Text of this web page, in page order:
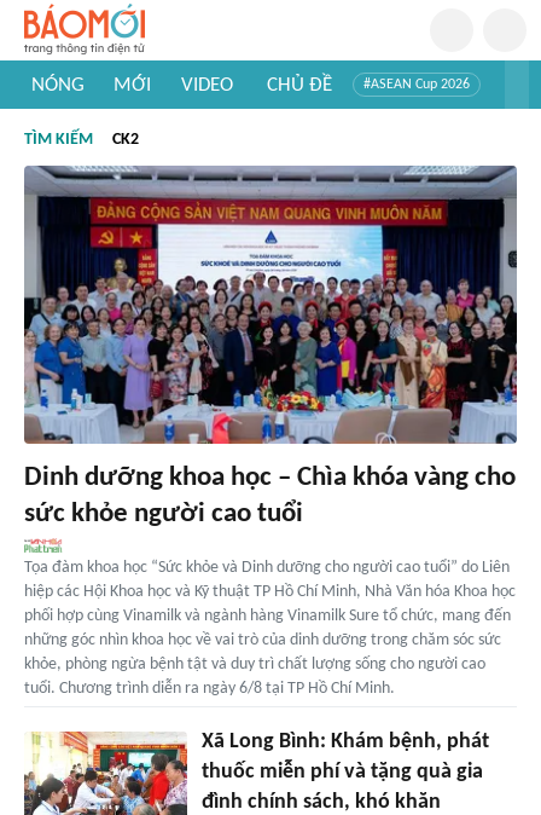
NÓNG MỚI VIDEO CHỦ ĐỀ #ASEAN Cup 2026
#Khám phá Việt Nam
TÌM KIẾM CK2
Dinh dưỡng khoa học – Chìa khóa vàng cho
sức khỏe người cao tuổi
Tọa đàm khoa học “Sức khỏe và Dinh dưỡng cho người cao tuổi” do Liên
hiệp các Hội Khoa học và Kỹ thuật TP Hồ Chí Minh, Nhà Văn hóa Khoa học
phối hợp cùng Vinamilk và ngành hàng Vinamilk Sure tổ chức, mang đến
những góc nhìn khoa học về vai trò của dinh dưỡng trong chăm sóc sức
khỏe, phòng ngừa bệnh tật và duy trì chất lượng sống cho người cao
tuổi. Chương trình diễn ra ngày 6/8 tại TP Hồ Chí Minh.
Xã Long Bình: Khám bệnh, phát
thuốc miễn phí và tặng quà gia
đình chính sách, khó khăn